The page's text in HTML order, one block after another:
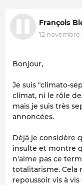
François
12 novembre
Bonjour,
Je suis "climato-
climat, ni le rôle
mais je suis très
annoncées.
Déjà je considère
insulte et montre
n'aime pas ce
totalitarisme. Cela
repoussoir vis à